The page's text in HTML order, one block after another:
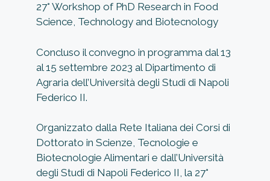
27° Workshop of PhD Research in Food
Science, Technology and Biotecnology
Concluso il convegno in programma dal 13
al 15 settembre 2023 al Dipartimento di
Agraria dell’Università degli Studi di Napoli
Federico II.
Organizzato dalla Rete Italiana dei Corsi di
Dottorato in Scienze, Tecnologie e
Biotecnologie Alimentari e dall’Università
degli Studi di Napoli Federico II, la 27°